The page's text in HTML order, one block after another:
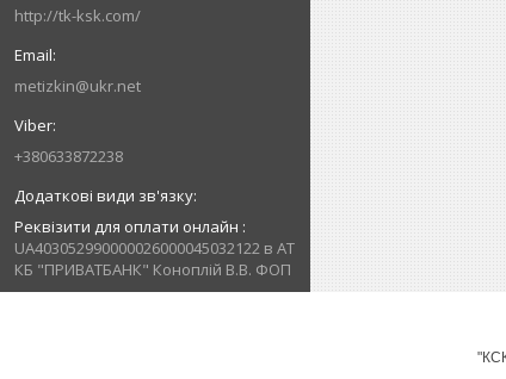
http://tk-ksk.com/
metizkin@ukr.net
+380633872238
Реквізити для оплати онлайн
UA403052990000026000045032122 в АТ
КБ "ПРИВАТБАНК" Коноплій В.В. ФОП